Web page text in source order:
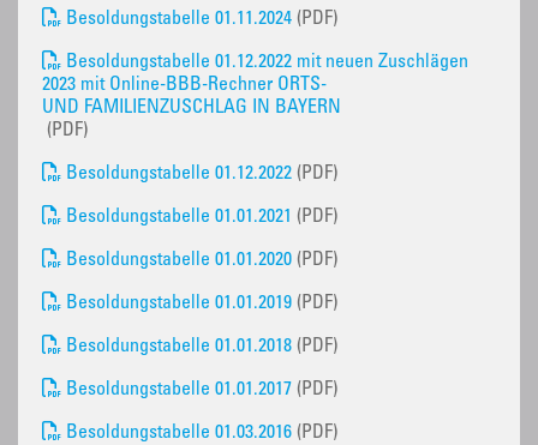
Besoldungstabelle 01.11.2024 (PDF)
Besoldungstabelle 01.12.2022 mit neuen Zuschlägen
2023 mit Online-BBB-Rechner ORTS-
UND FAMILIENZUSCHLAG IN BAYERN
(PDF)
Besoldungstabelle 01.12.2022 (PDF)
Besoldungstabelle 01.01.2021 (PDF)
Besoldungstabelle 01.01.2020 (PDF)
Besoldungstabelle 01.01.2019 (PDF)
Besoldungstabelle 01.01.2018 (PDF)
Besoldungstabelle 01.01.2017 (PDF)
Besoldungstabelle 01.03.2016 (PDF)